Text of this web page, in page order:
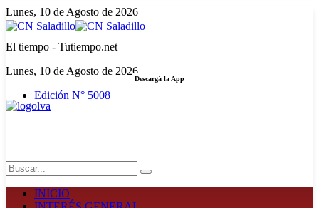
Lunes, 10 de Agosto de 2026
El tiempo - Tutiempo.net
Lunes, 10 de Agosto de 2026
Edición N° 5008
Descargá la App
INICIO